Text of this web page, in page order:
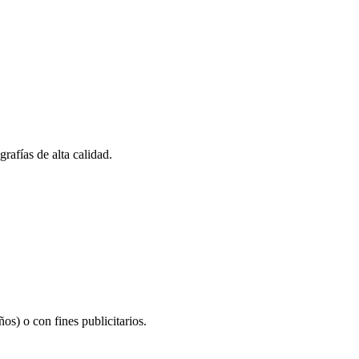
de alta calidad.
o con fines publicitarios.